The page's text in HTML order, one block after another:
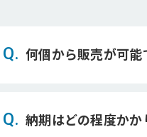
Q. 何個から販売が可能
Q. 納期はどの程度かか